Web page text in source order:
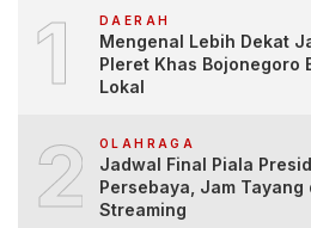
1 DAERAH
Mengenal Lebih Dekat
Pleret Khas Bojonegoro
Lokal
2 OLAHRAGA
Jadwal Final Piala
Persebaya, Jam Tayang
Streaming